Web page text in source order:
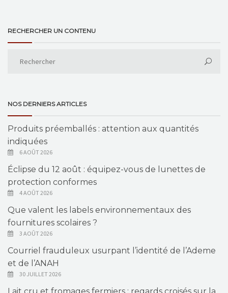
RECHERCHER UN CONTENU
NOS DERNIERS ARTICLES
Produits préemballés : attention aux quantités
indiquées
6 AOÛT 2026
Éclipse du 12 août : équipez-vous de lunettes de
protection conformes
4 AOÛT 2026
Que valent les labels environnementaux des
fournitures scolaires ?
3 AOÛT 2026
Courriel frauduleux usurpant l’identité de l’Ademe
et de l’ANAH
30 JUILLET 2026
Lait cru et fromages fermiers : regards croisés sur la